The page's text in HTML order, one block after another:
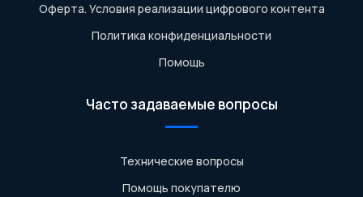
Оферта. Условия реализации цифрового контента
Политика конфиденциальности
Помощь
Часто задаваемые вопросы
Технические вопросы
Помощь покупателю